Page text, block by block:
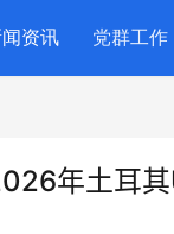
资讯 党群工作
年土耳